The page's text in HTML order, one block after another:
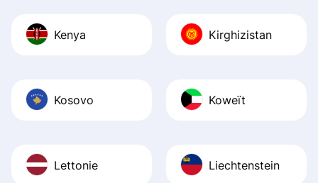
Kenya Kirghizistan
Kosovo Koweït
Lettonie Liechtenstein